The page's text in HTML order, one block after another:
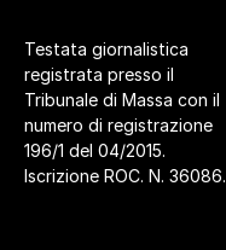
Testata giornalistica
registrata presso il
Tribunale di Massa con il
numero di registrazione
196/1 del 04/2015.
Iscrizione ROC. N. 36086.